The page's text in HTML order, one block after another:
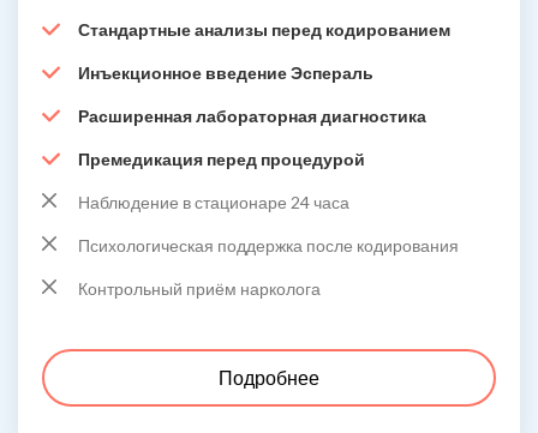
Стандартные анализы перед кодированием
Инъекционное введение Эспераль
Расширенная лабораторная диагностика
Премедикация перед процедурой
Наблюдение в стационаре 24 часа
Психологическая поддержка после кодирования
Контрольный приём нарколога
Подробнее